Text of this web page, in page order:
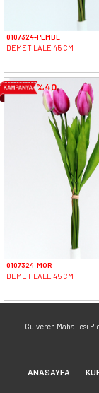
0107324-PEMBE
DEMET LALE 45 CM
%40
0107324-MOR
DEMET LALE 45 CM
Gülveren Mahallesi
ANASAYFA